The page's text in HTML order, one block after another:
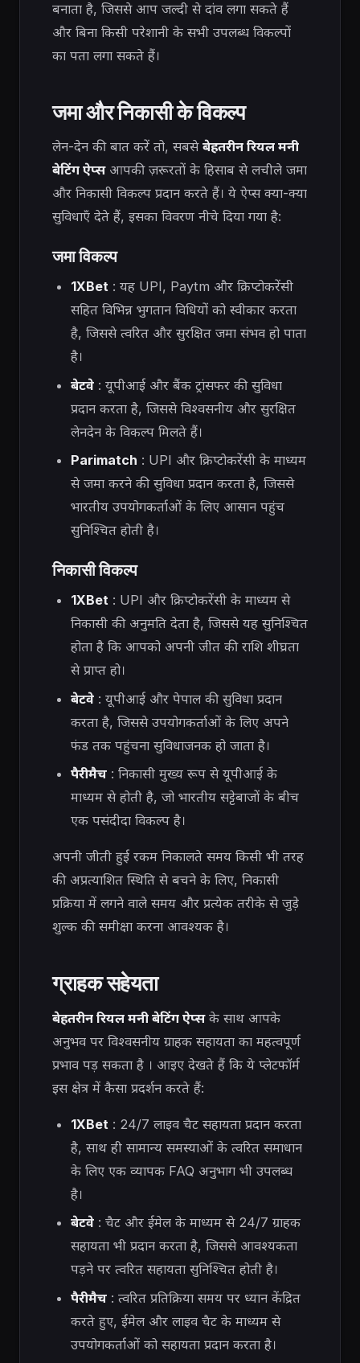
बनाता है, जिससे आप जल्दी से दांव लगा सकते हैं
और बिना किसी परेशानी के सभी उपलब्ध विकल्पों
का पता लगा सकते हैं।
जमा और निकासी के विकल्प
लेन-देन की बात करें तो, सबसे बेहतरीन रियल मनी
बेटिंग ऐप्सआपकी ज़रूरतों के हिसाब से लचीले जमा
और निकासी विकल्प प्रदान करते हैं। ये ऐप्स क्या-क्या
सुविधाएँ देते हैं, इसका विवरण नीचे दिया गया है:
जमा विकल्प
1XBet: यह UPI, Paytm और क्रिप्टोकरेंसी
सहित विभिन्न भुगतान विधियों को स्वीकार करता
है, जिससे त्वरित और सुरक्षित जमा संभव हो पाता
है।
बेटवे: यूपीआई और बैंक ट्रांसफर की सुविधा
प्रदान करता है, जिससे विश्वसनीय और सुरक्षित
लेनदेन के विकल्प मिलते हैं।
Parimatch : UPI और क्रिप्टोकरेंसी के माध्यम
से जमा करने की सुविधा प्रदान करता है, जिससे
भारतीय उपयोगकर्ताओं के लिए आसान पहुंच
सुनिश्चित होती है।
निकासी विकल्प
1XBet: UPI और क्रिप्टोकरेंसी के माध्यम से
निकासी की अनुमति देता है, जिससे यह सुनिश्चित
होता है कि आपको अपनी जीत की राशि शीघ्रता
से प्राप्त हो।
बेटवे: यूपीआई और पेपाल की सुविधा प्रदान
करता है, जिससे उपयोगकर्ताओं के लिए अपने
फंड तक पहुंचना सुविधाजनक हो जाता है।
पैरीमैच: निकासी मुख्य रूप से यूपीआई के
माध्यम से होती है, जो भारतीय सट्टेबाजों के बीच
एक पसंदीदा विकल्प है।
अपनी जीती हुई रकम निकालते समय किसी भी तरह
की अप्रत्याशित स्थिति से बचने के लिए, निकासी
प्रक्रिया में लगने वाले समय और प्रत्येक तरीके से जुड़े
शुल्क की समीक्षा करना आवश्यक है।
ग्राहक सहेयता
बेहतरीन रियल मनी बेटिंग ऐप्सके साथ आपके
अनुभव पर विश्वसनीय ग्राहक सहायता का महत्वपूर्ण
प्रभाव पड़ सकता है । आइए देखते हैं कि ये प्लेटफॉर्म
इस क्षेत्र में कैसा प्रदर्शन करते हैं:
1XBet : 24/7 लाइव चैट सहायता प्रदान करता
है, साथ ही सामान्य समस्याओं के त्वरित समाधान
के लिए एक व्यापक FAQ अनुभाग भी उपलब्ध
है।
बेटवे: चैट और ईमेल के माध्यम से 24/7 ग्राहक
सहायता भी प्रदान करता है, जिससे आवश्यकता
पड़ने पर त्वरित सहायता सुनिश्चित होती है।
पैरीमैच: त्वरित प्रतिक्रिया समय पर ध्यान केंद्रित
करते हुए, ईमेल और लाइव चैट के माध्यम से
उपयोगकर्ताओं को सहायता प्रदान करता है।